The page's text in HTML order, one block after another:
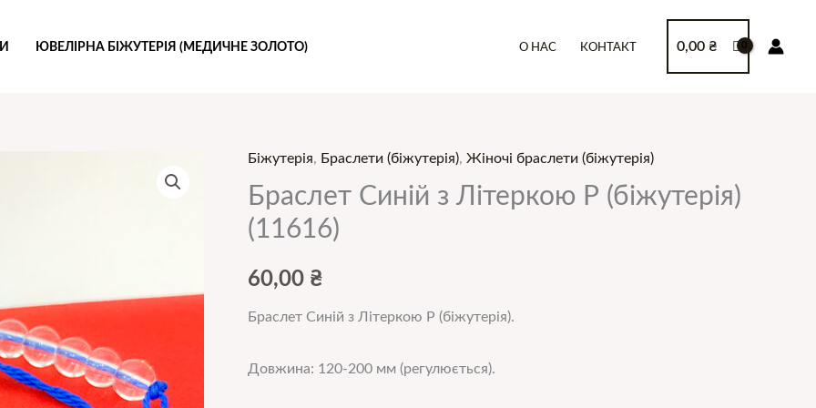
ЮВЕЛІРНА БІЖУТЕРІЯ (МЕДИЧНЕ ЗОЛОТО) О НАС КОНТАКТ 0,00 ₴
Біжутерія, Браслети (біжутерія), Жіночі браслети (біжутерія)
Браслет Синій з Літеркою Р (біжутерія)
(11616)
60,00 ₴
Браслет Синій з Літеркою Р (біжутерія).
Довжина: 120-200 мм (регулюється).
Браслет
Синій
з
Літеркою
Р
(11616)